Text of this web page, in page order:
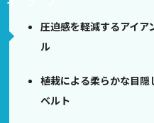
圧迫感を軽減するアイア
ル
植栽による柔らかな目隠
ベルト